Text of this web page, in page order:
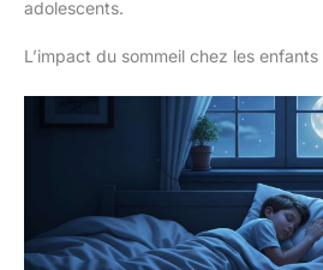
adolescents.
L’impact du sommeil chez les